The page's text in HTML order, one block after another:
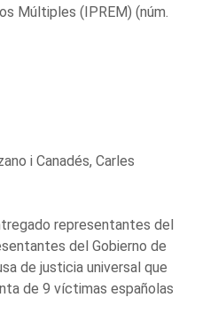
Múltiples (IPREM) (núm.
i Canadés, Carles
representantes del
del Gobierno de
de justicia universal que
de 9 víctimas españolas